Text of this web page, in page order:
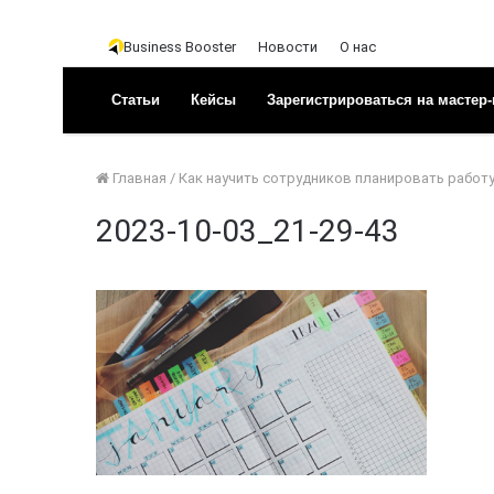
Business Booster Новости О нас
Статьи Кейсы Зарегистрироваться на
Главная / Как научить сотрудников планировать работу
2023-10-03_21-29-43